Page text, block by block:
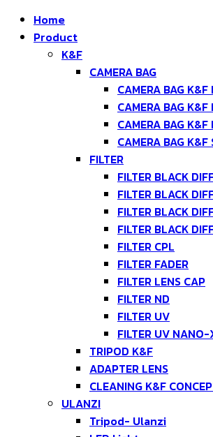
Home
Product
K&F
CAMERA BAG
CAMERA BAG K&F
CAMERA BAG K&F
CAMERA BAG K&F
CAMERA BAG K&F
FILTER
FILTER BLACK
FILTER BLACK
FILTER BLACK
FILTER BLACK
FILTER CPL
FILTER FADER
FILTER LENS CAP
FILTER ND
FILTER UV
FILTER UV NANO-
TRIPOD K&F
ADAPTER LENS
CLEANING K&F
ULANZI
Tripod- Ulanzi